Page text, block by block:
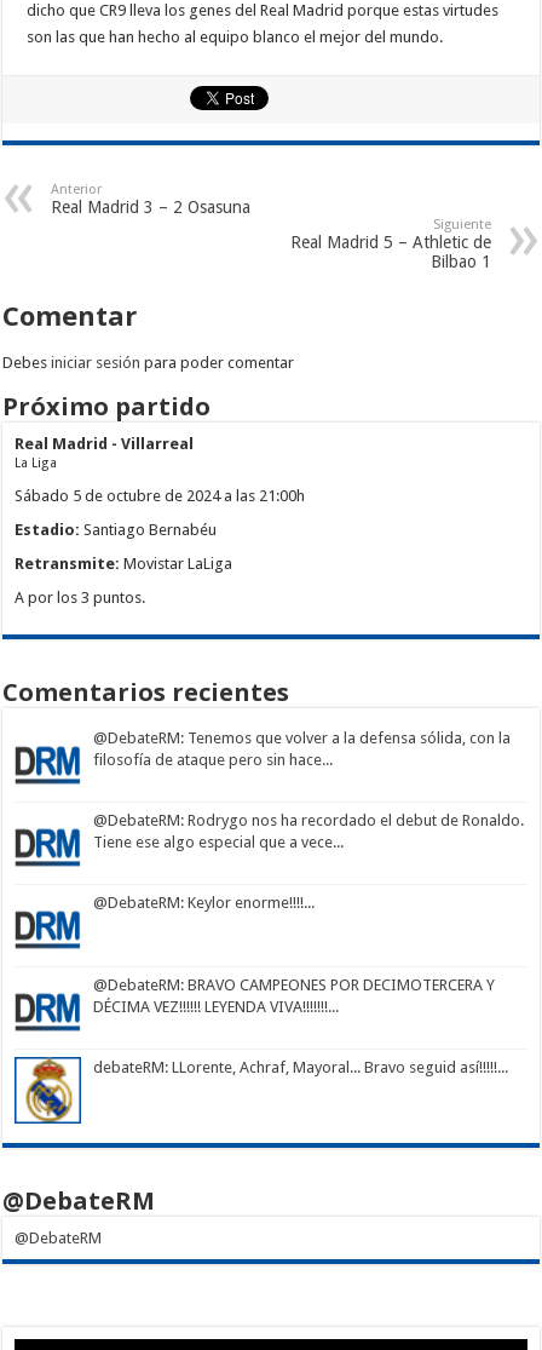
dicho que CR9 lleva los genes del Real Madrid porque estas virtudes
son las que han hecho al equipo blanco el mejor del mundo.
Anterior
Real Madrid 3 – 2 Osasuna
Siguiente
Real Madrid 5 – Athletic de
Bilbao 1
Comentar
Debesiniciar sesión para poder comentar
Próximo partido
Real Madrid - Villarreal
La Liga
Sábado 5 de octubre de 2024 a las 21:00h
Estadio: Santiago Bernabéu
Retransmite: Movistar LaLiga
A por los 3 puntos.
Comentarios recientes
@DebateRM: Tenemos que volver a la defensa sólida, con la
filosofía de ataque pero sin hace...
@DebateRM: Rodrygo nos ha recordado el debut de Ronaldo.
Tiene ese algo especial que a vece...
@DebateRM: Keylor enorme!!!!...
@DebateRM: BRAVO CAMPEONES POR DECIMOTERCERA Y
DÉCIMA VEZ!!!!!! LEYENDA VIVA!!!!!!!...
debateRM: LLorente, Achraf, Mayoral... Bravo seguid así!!!!!...
@DebateRM
@DebateRM